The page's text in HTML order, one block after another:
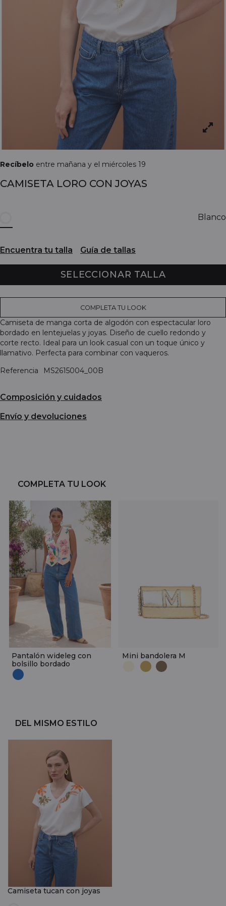
Recíbelo entre mañana y el miércoles 19
CAMISETA LORO CON JOYAS
Blanco
Encuentra tu talla Guía de tallas
SELECCIONAR TALLA
COMPLETA TU LOOK
Camiseta de manga corta de algodón con espectacular loro
bordado en lentejuelas y joyas. Diseño de cuello redondo y
corte recto. Ideal para un look casual con un toque único y
llamativo. Perfecta para combinar con vaqueros.
Referencia
MS2615004_00B
Composición y cuidados
Envío y devoluciones
COMPLETA TU LOOK
Pantalón wideleg con
bolsillo bordado
Mini bandolera M
DEL MISMO ESTILO
Camiseta tucan con joyas